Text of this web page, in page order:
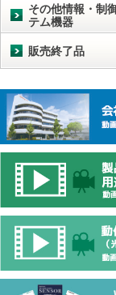
その他情報・制
テム機器
販売終了品